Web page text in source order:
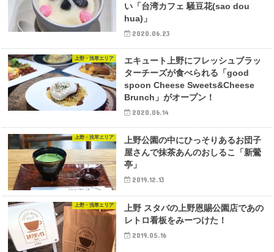
い「台湾カフェ 騒豆花(sao dou
hua)」
2020.06.23
上野・浅草エリア
エキュート上野にフレッシュブラッ
ターチーズが食べられる「good
spoon Cheese Sweets&Cheese
Brunch」がオープン！
2020.06.14
上野・浅草エリア
上野公園の中にひっそりあるお団子
屋さんで抹茶あんのおしるこ「新鶯
亭」
2019.12.13
上野・浅草エリア
上野 スタバの上野恩賜公園店であの
レトロ看板をみーつけた！
2019.05.16